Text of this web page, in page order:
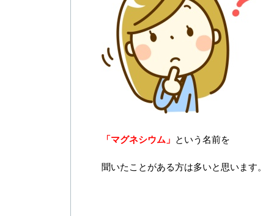
「マグネシウム」 という名前を
聞いたことがある方は多いと思います。